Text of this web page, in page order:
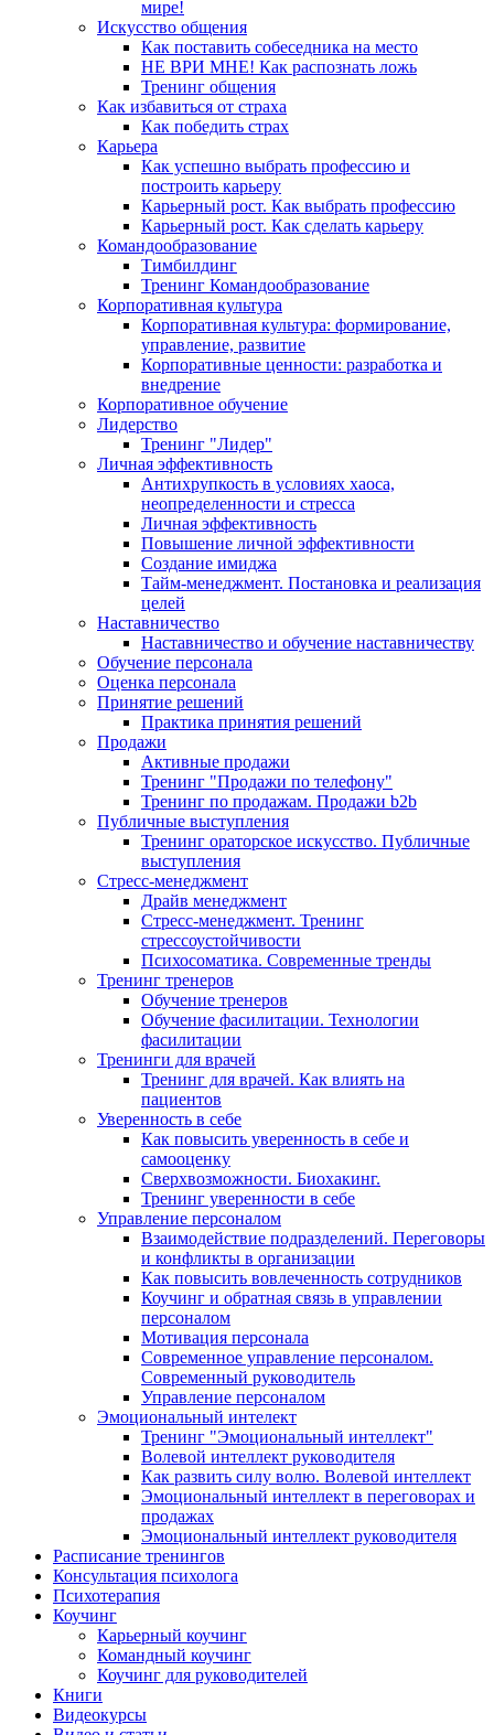
мире!
Искусство общения
Как поставить собеседника на место
НЕ ВРИ МНЕ! Как распознать ложь
Тренинг общения
Как избавиться от страха
Как победить страх
Карьера
Как успешно выбрать профессию и
построить карьеру
Карьерный рост. Как выбрать профессию
Карьерный рост. Как сделать карьеру
Командообразование
Тимбилдинг
Тренинг Командообразование
Корпоративная культура
Корпоративная культура: формирование,
управление, развитие
Корпоративные ценности: разработка и
внедрение
Корпоративное обучение
Лидерство
Тренинг "Лидер"
Личная эффективность
Антихрупкость в условиях хаоса,
неопределенности и стресса
Личная эффективность
Повышение личной эффективности
Создание имиджа
Тайм-менеджмент. Постановка и реализация
целей
Наставничество
Наставничество и обучение наставничеству
Обучение персонала
Оценка персонала
Принятие решений
Практика принятия решений
Продажи
Активные продажи
Тренинг "Продажи по телефону"
Тренинг по продажам. Продажи b2b
Публичные выступления
Тренинг ораторское искусство. Публичные
выступления
Стресс-менеджмент
Драйв менеджмент
Стресс-менеджмент. Тренинг
стрессоустойчивости
Психосоматика. Современные тренды
Тренинг тренеров
Обучение тренеров
Обучение фасилитации. Технологии
фасилитации
Тренинги для врачей
Тренинг для врачей. Как влиять на
пациентов
Уверенность в себе
Как повысить уверенность в себе и
самооценку
Сверхвозможности. Биохакинг.
Тренинг уверенности в себе
Управление персоналом
Взаимодействие подразделений. Переговоры
и конфликты в организации
Как повысить вовлеченность сотрудников
Коучинг и обратная связь в управлении
персоналом
Мотивация персонала
Современное управление персоналом.
Современный руководитель
Управление персоналом
Эмоциональный интелект
Тренинг "Эмоциональный интеллект"
Волевой интеллект руководителя
Как развить силу волю. Волевой интеллект
Эмоциональный интеллект в переговорах и
продажах
Эмоциональный интеллект руководителя
Расписание тренингов
Консультация психолога
Психотерапия
Коучинг
Карьерный коучинг
Командный коучинг
Коучинг для руководителей
Книги
Видеокурсы